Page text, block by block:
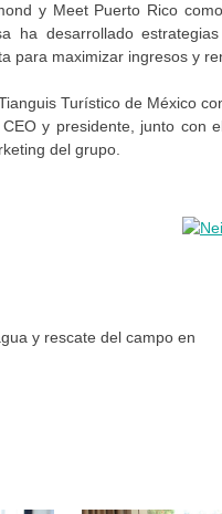
y Meet Puerto Rico
ha desarrollado
para maximizar ingresos y
Turístico de México
y presidente, junto con
del grupo.
y rescate del campo en